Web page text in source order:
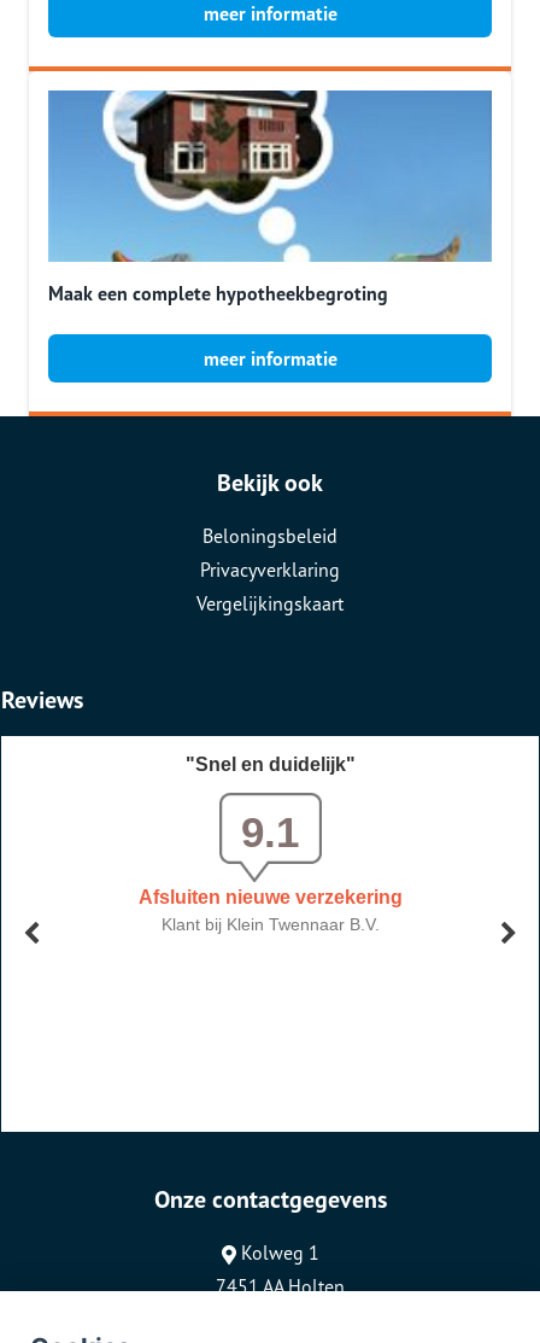
meer informatie
Maak een complete hypotheekbegroting
meer informatie
Bekijk ook
Beloningsbeleid
Privacyverklaring
Vergelijkingskaart
Reviews
Onze contactgegevens
Kolweg 1
7451 AA Holten